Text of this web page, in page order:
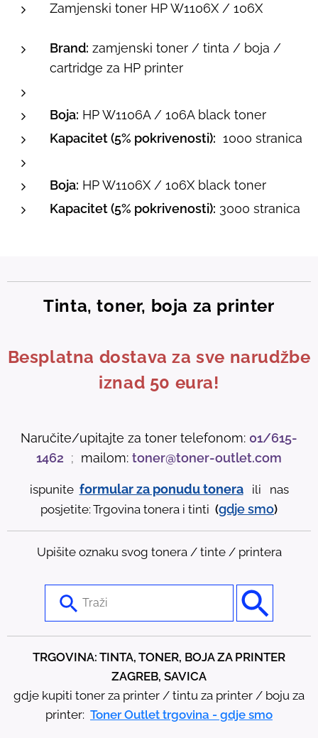
Zamjenski toner HP W1106X / 106X
Brand: zamjenski toner / tinta / boja /
cartridge za HP printer
Boja: HP W1106A / 106A black toner
Kapacitet (5% pokrivenosti): 1000 stranica
Boja: HP W1106X / 106X black toner
Kapacitet (5% pokrivenosti): 3000 stranica
Tinta, toner, boja za printer
Besplatna dostava za sve narudžbe
iznad 50 eura!
Naručite/upitajte za toner telefonom: 01/615-
1462 ; mailom: toner@toner-outlet.com
ispunite formular za ponudu tonera
ili nas
posjetite: Trgovina tonera i tinti (gdjesmo)
Upišite oznaku svog tonera / tinte / printera
t
TRGOVINA: TINTA, TONER, BOJA ZA PRINTER
ZAGREB, SAVICA
gdje kupiti toner za printer / tintu za printer / boju za
printer: Toner Outlet trgovina - gdje smo